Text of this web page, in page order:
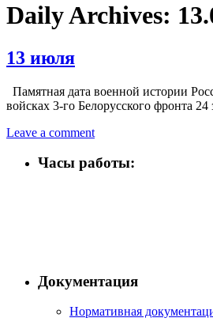
Daily Archives:
13 июля
Памятная дата военной истории
войсках 3-го Белорусского фронта
Leave a comment
Часы работы:
Документация
Нормативная